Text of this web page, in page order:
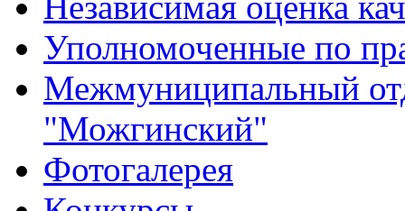
Уполномоченные по
Межмуниципальный
"Можгинский"
Фотогалерея